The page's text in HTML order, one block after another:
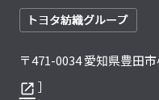
〒471-0034 愛知県豊田
］